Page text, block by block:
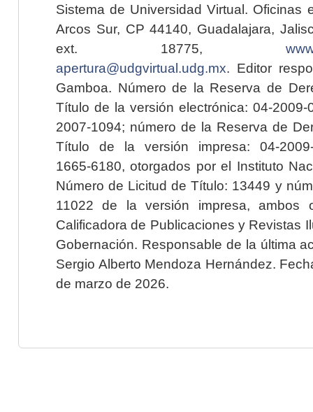
Sistema de Universidad Virtual. Oficinas
Arcos Sur, CP 44140, Guadalajara,
ext. 18775,
apertura@udgvirtual.udg.mx. Editor
Gamboa. Número de la Reserva de
Título de la versión electrónica: 04-2009-
2007-1094; número de la Reserva de
Título de la versión impresa: 04-2009-
1665-6180, otorgados por el Instituto
Número de Licitud de Título: 13449 y
11022 de la versión impresa, ambos
Calificadora de Publicaciones y Revistas
Gobernación. Responsable de la última
Sergio Alberto Mendoza Hernández.
de marzo de 2026.